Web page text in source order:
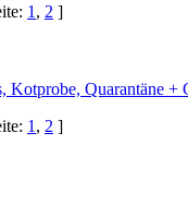
1 , 2 ]
Kotprobe, Quarantäne +
1 , 2 ]